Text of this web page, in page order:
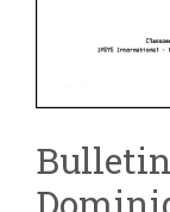
Bulletin